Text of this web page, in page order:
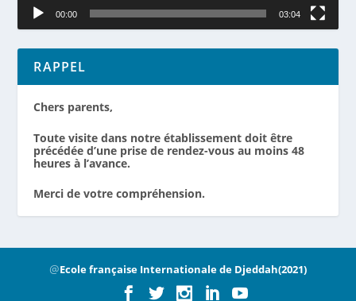
00:00 03:04
RAPPEL
Chers parents,
Toute visite dans notre établissement doit être
précédée d’une prise de rendez-vous au moins 48
heures à l’avance.
Merci de votre compréhension.
@Ecole française Internationale de Djeddah(2021)